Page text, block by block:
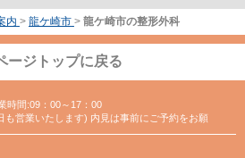
内 > 龍ケ崎市 > 龍ケ崎市の整形外科
ージトップに戻る
時間:09：00～17：00
も営業いたします) 内見は事前にご予約をお願